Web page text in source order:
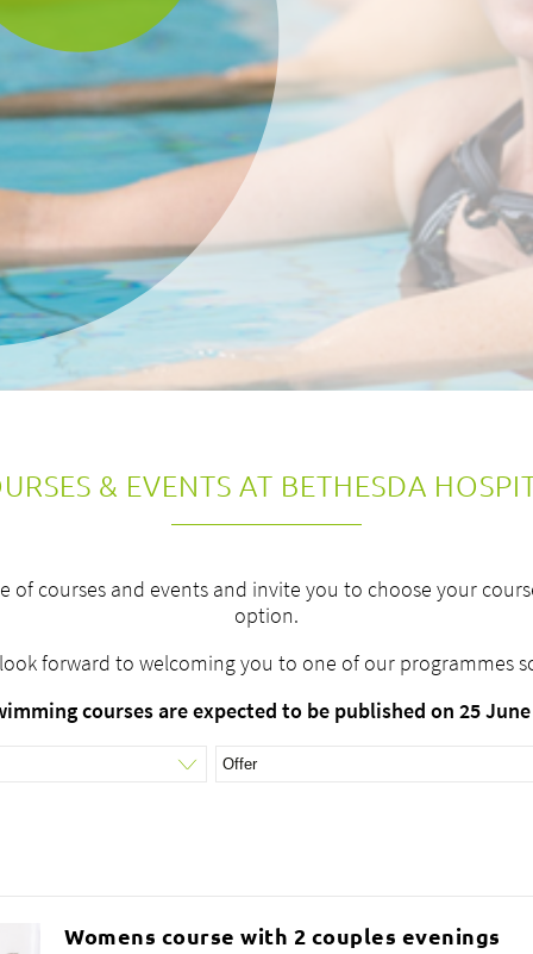
& EVENTS AT BETHESDA
of courses and events and invite you to choose your
option.
forward to welcoming you to one of our programmes
courses are expected to be published on 25
Womens course with 2 couples evenings